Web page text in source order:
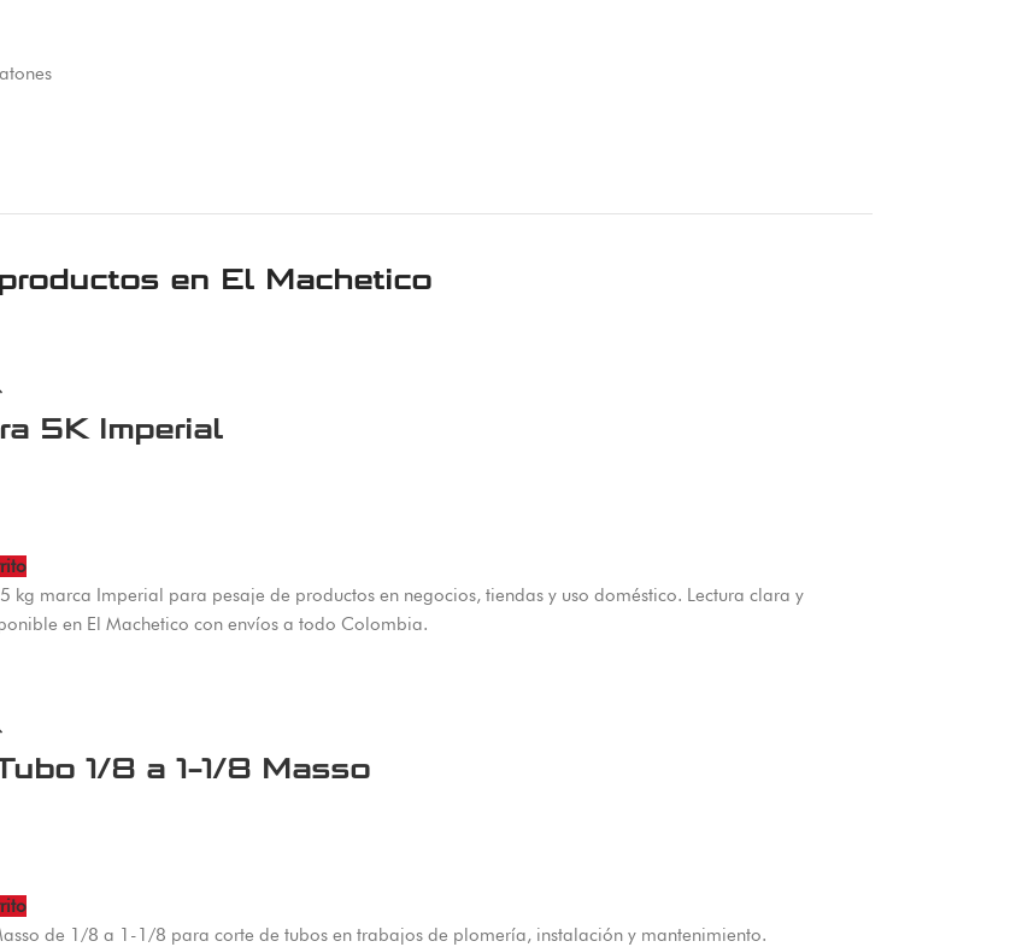
en El Machetico
5K Imperial
kg marca Imperial para pesaje de productos en negocios, tiendas y uso doméstico. Lectura clara y
en El Machetico con envíos a todo Colombia.
1/8 a 1-1/8 Masso
de 1/8 a 1-1/8 para corte de tubos en trabajos de plomería, instalación y mantenimiento.